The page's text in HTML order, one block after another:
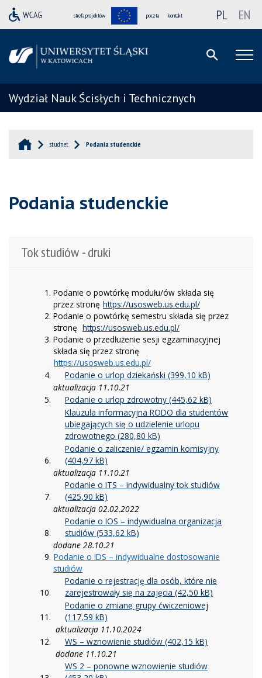
strefa projektów poczta kontakt PL EN
Wydział Nauk Ścisłych i Technicznych
studnet Podania studenckie
Podania studenckie
Tok studiów - druki
Podanie o powtórkę modułu/ów składa się
przez stronę https://usosweb.us.edu.pl/
Podanie o powtórkę semestru składa się przez
stronę https://usosweb.us.edu.pl/
Podanie o przedłużenie sesji egzaminacyjnej
składa się przez stronę
https://usosweb.us.edu.pl/
Podanie o urlop dziekański
aktualizacja 11.10.21
Podanie o urlop zdrowotny
Klauzula informacyjna RODO dla studentów
ubiegających się o udzielenie urlopu
zdrowotnego
Podanie o zaliczenie/ egzamin komisyjny
aktualizacja 11.10.21
Podanie o ITS – indywidualny tok studiów
aktualizacja 02.02.2022
Podanie o IOS – indywidualna organizacja
studiów
dodane 28.10.21
Podanie o IDS – indywidualne dostosowanie
studiów
Podanie o rejestrację dla osób, które nie
zarejestrowały się na zajęcia
Podanie o zmianę grupy ćwiczeniowej
aktualizacja 11.10.2024
WS – wznowienie studiów
dodane 11.10.21
WS 2 – ponowne wznowienie studiów